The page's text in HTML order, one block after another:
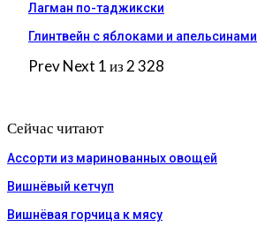
Лагман по-таджикски
Глинтвейн с яблоками и апельсинами
PrevNext 1 из 2 328
Сейчас читают
Ассорти из маринованных овощей
Вишнёвый кетчуп
Вишнёвая горчица к мясу